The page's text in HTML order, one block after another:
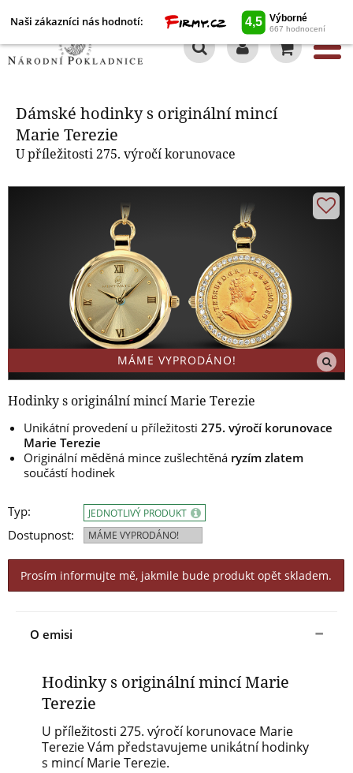
Naši zákazníci nás hodnotí:
Dámské hodinky s originální mincí
Marie Terezie
U příležitosti 275. výročí korunovace
MÁME VYPRODÁNO!
Hodinky s originální mincí Marie Terezie
Unikátní provedení u příležitosti 275. výročí korunovace
Marie Terezie
Originální měděná mince zušlechtěná ryzím zlatem
součástí hodinek
Typ:
Dostupnost:
JEDNOTLIVÝ PRODUKT
MÁME VYPRODÁNO!
Prosím informujte mě, jakmile bude produkt opět skladem.
O emisi
Hodinky s originální mincí Marie
Terezie
U příležitosti 275. výročí korunovace Marie
Terezie Vám představujeme unikátní hodinky
s mincí Marie Terezie.
Dámské hodinky s originální